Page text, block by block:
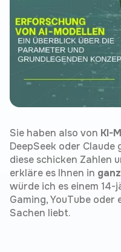
Sie haben also von KI-
DeepSeek oder
diese schicken Zahlen
erkläre es Ihnen in
würde ich es einem
Gaming, YouTube
Sachen liebt.